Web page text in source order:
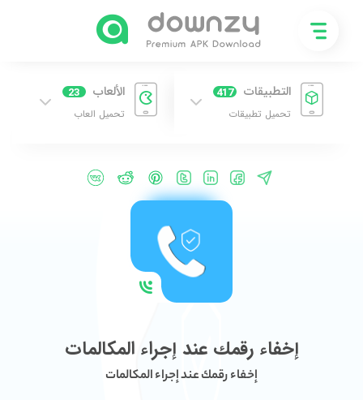
التطبيقات 417
تحميل تطبيقات
الألعاب 23
تحميل العاب
إخفاء رقمك عند إجراء المكالمات
إخفاء رقمك عند إجراء المكالمات